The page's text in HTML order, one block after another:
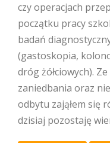
czy operacjach
początku pracy
badań
(gastoskopia,
dróg żółciowych).
zaniedbania oraz
odbytu zająłem się
dzisiaj pozostaję